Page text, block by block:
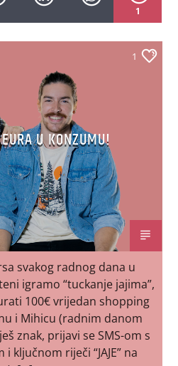
1
1
U KONZUMU!
svakog radnog dana u
igramo “tuckanje jajima”,
100€ vrijedan shopping
i Mihicu (radnim danom
znak, prijavi se SMS-om s
ključnom riječi “JAJE” na